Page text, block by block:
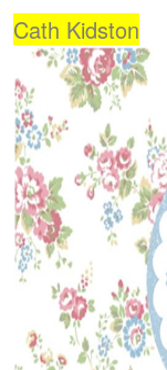
Cath Kidston